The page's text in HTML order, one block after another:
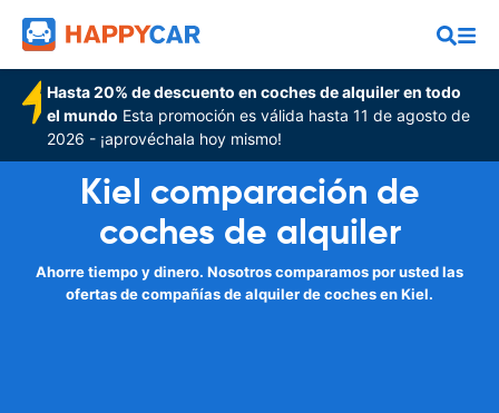
Hasta 20% de descuento en coches de alquiler en todo
el mundo Esta promoción es válida hasta 11 de agosto de
2026 - ¡aprovéchala hoy mismo!
Kiel comparación de
coches de alquiler
Ahorre tiempo y dinero. Nosotros comparamos por usted las
ofertas de compañías de alquiler de coches en Kiel.